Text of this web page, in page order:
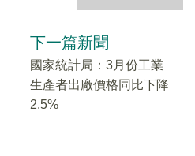
下一篇新聞
國家統計局：3月份工業
生產者出廠價格同比下降
2.5%